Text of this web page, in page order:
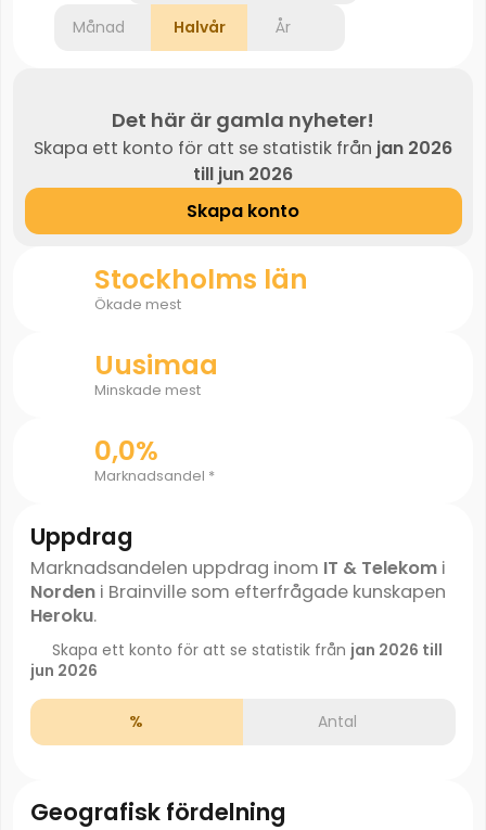
Månad Halvår År
Det här är gamla nyheter!
Skapa ett konto för att se statistik från jan 2026
till jun 2026
Skapa konto
Stockholms län
Ökade mest
Uusimaa
Minskade mest
0,0%
Marknadsandel *
Uppdrag
Marknadsandelen uppdrag inom IT & Telekomi
Nordeni Brainville som efterfrågade kunskapen
Heroku.
Skapa ett konto för att se statistik från jan 2026 till
jun 2026
% Antal
Geografisk fördelning